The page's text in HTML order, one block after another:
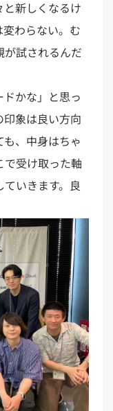
新しくなるけ
わらない。む
が試されるんだ
かな」と思っ
象は良い方向
、中身はちゃ
で受け取った軸
いきます。良